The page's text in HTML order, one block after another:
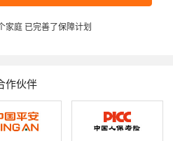
家庭 已完善了保障计划
作伙伴